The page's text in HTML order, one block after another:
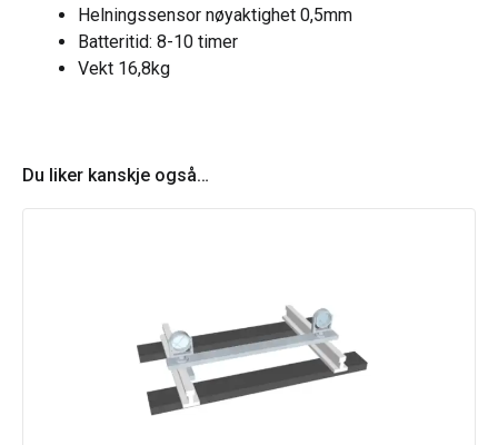
Helningssensor nøyaktighet 0,5mm
Batteritid: 8-10 timer
Vekt 16,8kg
Du liker kanskje også…